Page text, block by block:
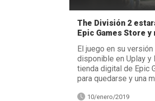
The División 2
Epic Games Store y
El juego en su
disponible en Uplay y
tienda digital de Epic
para quedarse y una
10/enero/2019